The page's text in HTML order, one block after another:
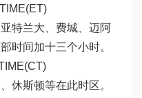
特兰大、费城、迈阿
时间加十三个小时。
休斯顿等在此时区。